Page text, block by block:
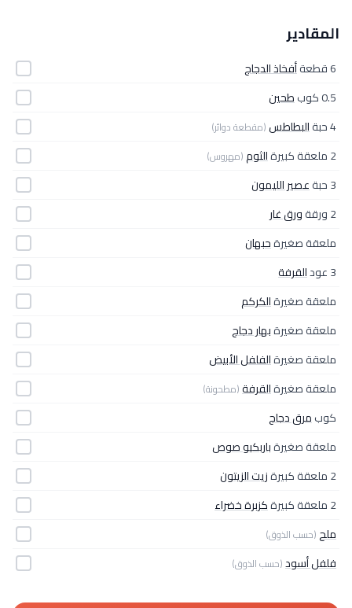
المقادير
6 قطعة
أفخاذ الدجاج
0.5 كوب
طحين
4 حبة
البطاطس(مقطعة دوائر)
2 ملعقة كبيرة الثوم(مهروس)
3 حبة
عصير الليمون
2 ورقة
ورق غار
ملعقة صغيرةحبهان
3 عود
القرفة
ملعقة صغيرةالكركم
ملعقة صغيرةبهار دجاج
ملعقة صغيرةالفلفل الأبيض
ملعقة صغيرةالقرفة(مطحونة)
كوبمرق دجاج
ملعقة صغيرةباربكيو صوص
2 ملعقة كبيرة
زيت الزيتون
2 ملعقة كبيرة
كزبرة خضراء
ملح(حسب الذوق)
فلفل أسود(حسب الذوق)